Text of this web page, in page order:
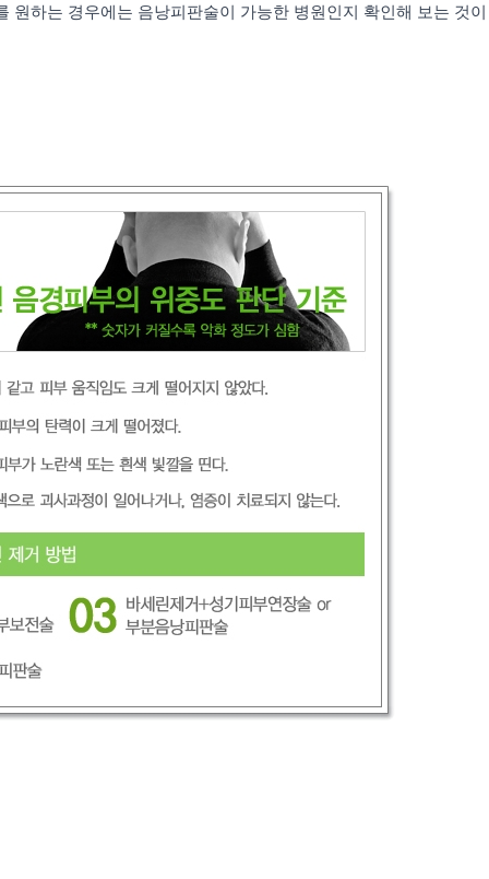
원하는 경우에는 음낭피판술이 가능한 병원인지 확인해 보는 것